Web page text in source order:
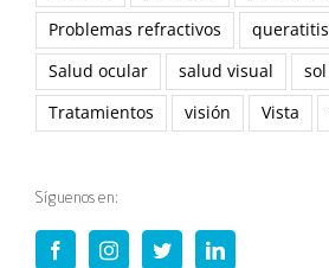
Problemas refractivos
queratitis
Salud ocular
salud visual sol
Tratamientos
visión Vista
Síguenos en: